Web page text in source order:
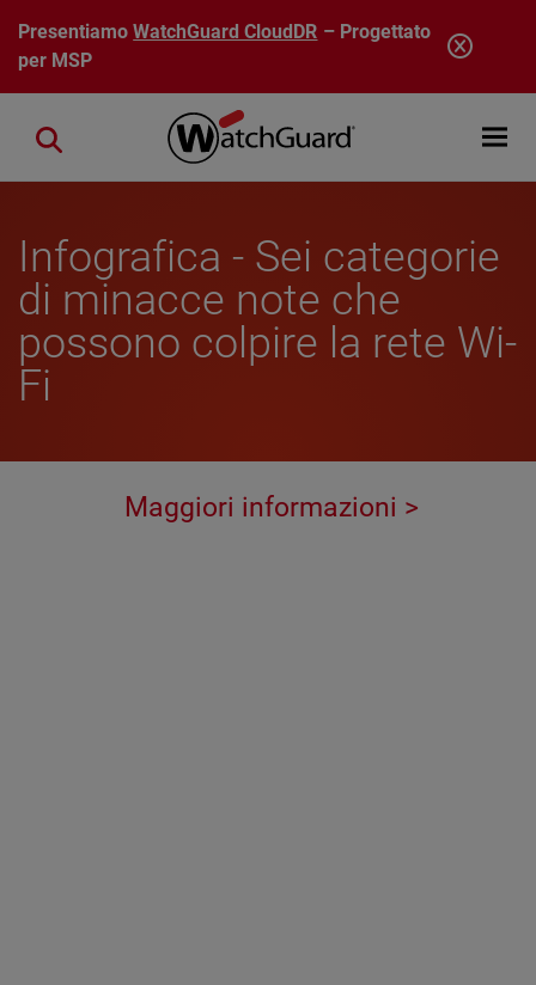
Salta al contenuto principale
PresentiamoWatchGuard CloudDR – Progettato
per MSP
Open
Close search
Infografica - Sei categorie
di minacce note che
possono colpire la rete Wi-
Fi
Maggiori informazioni